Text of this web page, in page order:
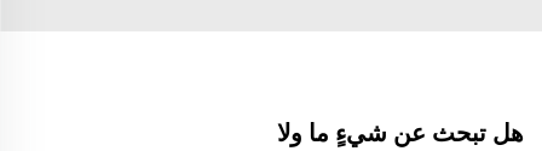
هل تبحث عن شيءٍ ما ولا